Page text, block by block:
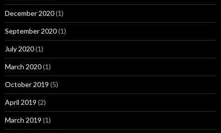
December 2020(1)
September 2020(1)
July 2020(1)
March 2020(1)
October 2019 (5)
April 2019 (2)
March 2019 (1)